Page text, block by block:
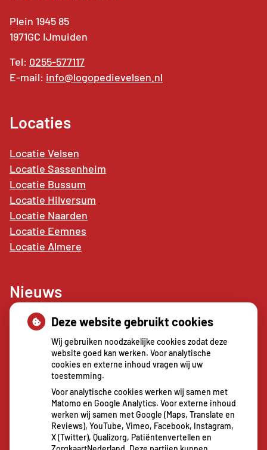
Plein 1945 85
1971GC IJmuiden
Tel: 0255-577117
E-mail: info@logopedievelsen.nl
Locaties
Locatie Velsen
Locatie Sassenheim
Locatie Bussum
Locatie Hilversum
Locatie Naarden
Locatie Eemnes
Locatie Almere
Nieuws
Sterke buikspieren zonder sportschool? Deze 7
activiteiten doen het werk stiekem voor jou
CZ vergoedt zorg van twee gespecialiseerde
revalidatieartsen niet meer
De sleutel tot blijvend afvallen? Dat doe je
volgens onderzoek veel effectiever samen
Spoedeisende hulp zag dit weekend meer
mensen met heup- en polsbreuken binnenkomen
Een recept voor een wandeling: waarom
Deze website gebruikt cookies
Wij gebruiken noodzakelijke cookies zodat deze
website goed kan werken. Voor analytische
cookies en externe inhoud vragen wij uw
toestemming.
Voor analytische cookies werken wij samen met
Matomo en Google Analytics. Voor externe inhoud
werken wij samen met Google (Maps, Translate en
Reviews), YouTube, Vimeo, Facebook, Instagram,
X (Twitter), Qualizorg, Patiëntenvertellen en